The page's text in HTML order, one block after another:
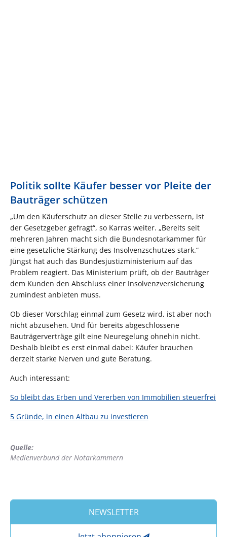
Politik sollte Käufer besser vor Pleite der
Bauträger schützen
„Um den Käuferschutz an dieser Stelle zu verbessern, ist
der Gesetzgeber gefragt“, so Karras weiter. „Bereits seit
mehreren Jahren macht sich die Bundesnotarkammer für
eine gesetzliche Stärkung des Insolvenzschutzes stark.“
Jüngst hat auch das Bundesjustizministerium auf das
Problem reagiert. Das Ministerium prüft, ob der Bauträger
dem Kunden den Abschluss einer Insolvenzversicherung
zumindest anbieten muss.
Ob dieser Vorschlag einmal zum Gesetz wird, ist aber noch
nicht abzusehen. Und für bereits abgeschlossene
Bauträgerverträge gilt eine Neuregelung ohnehin nicht.
Deshalb bleibt es erst einmal dabei: Käufer brauchen
derzeit starke Nerven und gute Beratung.
Auch interessant:
So bleibt das Erben und Vererben von Immobilien steuerfrei
5 Gründe, in einen Altbau zu investieren
Quelle:
Medienverbund der Notarkammern
NEWSLETTER